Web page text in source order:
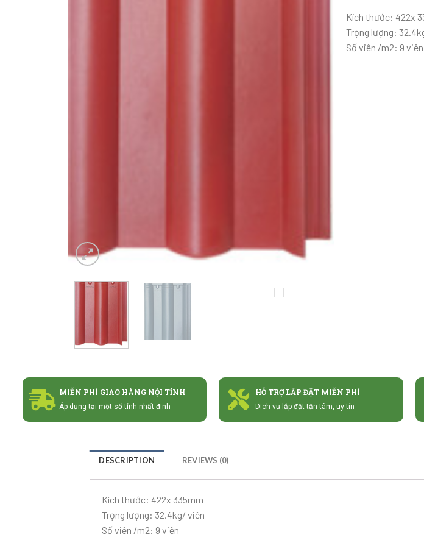
Kích thước: 422x
Trọng lượng:
Số viên /m2: 9 viên
MIỄN PHÍ GIAO HÀNG NỘI TỈNH
Áp dụng tại một số tỉnh nhất định
HỖ TRỢ LẮP ĐẶT MIỄN PHÍ
Dịch vụ lắp đặt tận tâm, uy tín
DESCRIPTION REVIEWS (0)
Kích thước: 422x 335mm
Trọng lượng: 32.4kg/ viên
Số viên /m2: 9 viên